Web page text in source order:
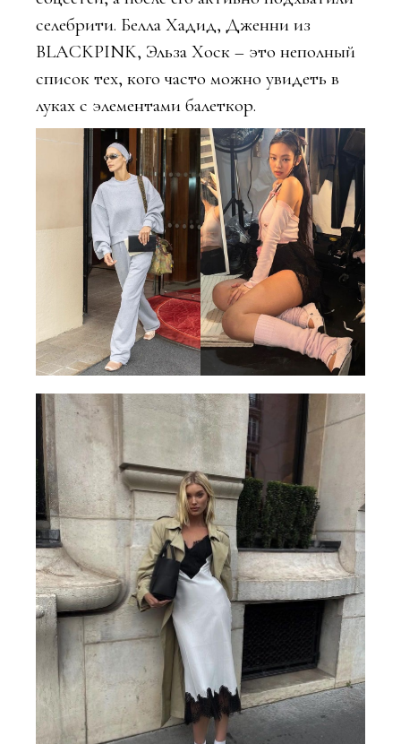
селебрити. Белла Хадид, Дженни из
BLACKPINK, Эльза Хоск – это неполный
список тех, кого часто можно увидеть в
луках с элементами балеткор.